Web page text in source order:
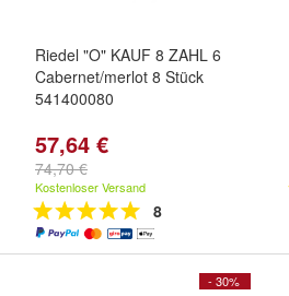
Riedel "O" KAUF 8 ZAHL 6
Cabernet/merlot 8 Stück
541400080
57,64 €
74,70 €
Kostenloser Versand
8
- 30%